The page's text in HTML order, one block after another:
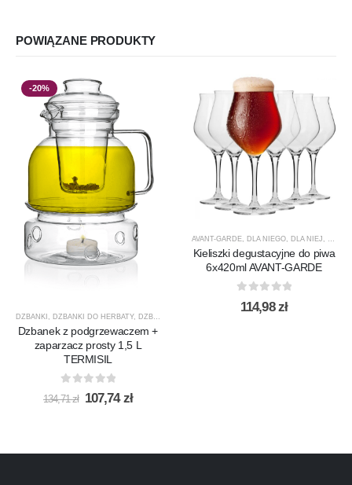
POWIĄZANE PRODUKTY
-20%
DZBANKI DZBANKI DO HERBATY, DZBANKI DO KAWY
Dzbanek z podgrzewaczem +
zaparzacz prosty 1,5 L
TERMISIL
out of 5
134,71zł Pierwotna
cena
107,74złAktualna
AVANT-GARDE, DLA NIEGO, DLA NIEJ ,
Kieliszki degustacyjne do piwa
6x420ml AVANT-GARDE
out of 5
114,98zł